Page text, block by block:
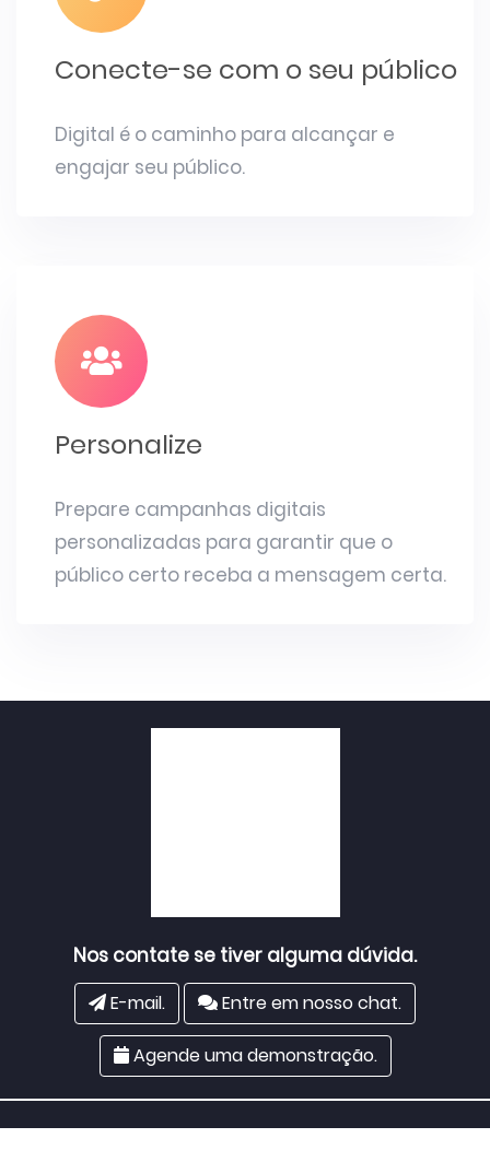
Conecte-se com o seu público
Digital é o caminho para alcançar e
engajar seu público.
Personalize
Prepare campanhas digitais
personalizadas para garantir que o
público certo receba a mensagem certa.
Nos contate se tiver alguma dúvida.
E-mail. Entre em nosso chat.
Agende uma demonstração.